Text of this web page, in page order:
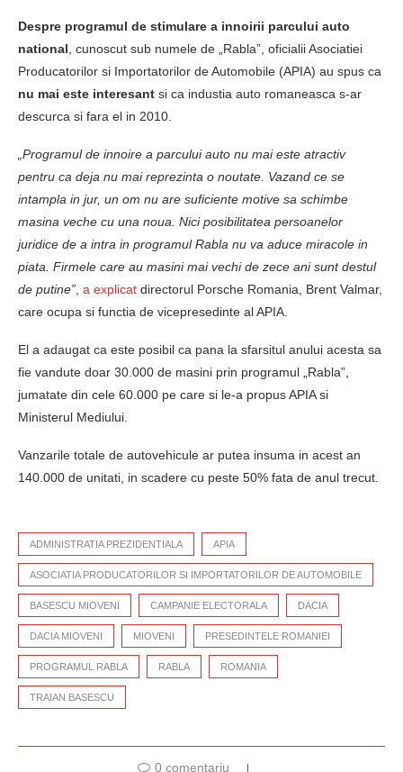
Despre programul de stimulare a innoirii parcului auto
national , cunoscut sub numele de „Rabla”, oficialii Asociatiei
Producatorilor si Importatorilor de Automobile (APIA) au spus ca
nu mai este interesant si ca industia auto romaneasca s-ar
descurca si fara el in 2010.
„Programul de innoire a parcului auto nu mai este atractiv
pentru ca deja nu mai reprezinta o noutate. Vazand ce se
intampla in jur, un om nu are suficiente motive sa schimbe
masina veche cu una noua. Nici posibilitatea persoanelor
juridice de a intra in programul Rabla nu va aduce miracole in
piata. Firmele care au masini mai vechi de zece ani sunt destul
de putine” a explicat directorul Porsche Romania, Brent Valmar,
care ocupa si functia de vicepresedinte al APIA.
El a adaugat ca este posibil ca pana la sfarsitul anului acesta sa
fie vandute doar 30.000 de masini prin programul „Rabla”,
jumatate din cele 60.000 pe care si le-a propus APIA si
Ministerul Mediului.
Vanzarile totale de autovehicule ar putea insuma in acest an
140.000 de unitati, in scadere cu peste 50% fata de anul trecut.
ADMINISTRATIA PREZIDENTIALA APIA
ASOCIATIA PRODUCATORILOR SI IMPORTATORILOR DE AUTOMOBILE
BASESCU MIOVENI CAMPANIE ELECTORALA DACIA
DACIA MIOVENI MIOVENI PRESEDINTELE ROMANIEI
PROGRAMUL RABLA RABLA ROMANIA
TRAIAN BASESCU
0 comentariu